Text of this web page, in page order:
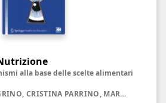
alla base delle scelte alimentari
FERDINANDO PELLEGRINO, CRISTINA PARRINO, MARIANNA PASQUA